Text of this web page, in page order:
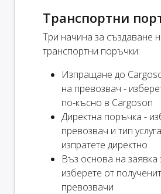
Транспортни
Три начина за създаване
транспортни поръчки:
Изпращане до
на превозвач -
по-късно в Cargoson
Директна поръчка -
превозвач и тип
изпратете директно
Въз основа на заявка
изберете от
превозвачи